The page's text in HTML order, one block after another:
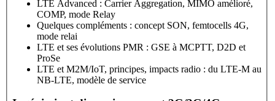
LTE Advanced : Carrier Aggregation, MIMO amélioré,
COMP, mode Relay
Quelques compléments : concept SON, femtocells 4G,
mode relai
LTE et ses évolutions PMR : GSE à MCPTT, D2D et
ProSe
LTE et M2M/IoT, principes, impacts radio : du LTE-M au
NB-LTE, modèle de service